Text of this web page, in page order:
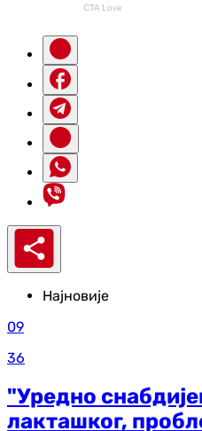
Најновије
09
36
"Уредно
лакташког,